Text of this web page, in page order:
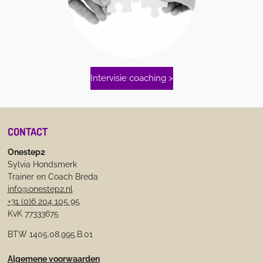
Intervisie coaching >
CONTACT
Onestep2
Sylvia Hondsmerk
Trainer en Coach Breda
info@onestep2.nl
+31 (0)6 204 105 95
KvK 77333675
BTW 1405.08.995.B.01
Algemene voorwaarden